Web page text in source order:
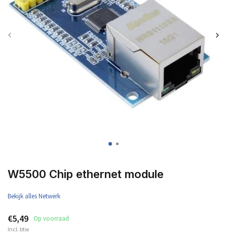
W5500 Chip ethernet module
Bekijk alles Netwerk
€5,49 Op voorraad
Incl. btw